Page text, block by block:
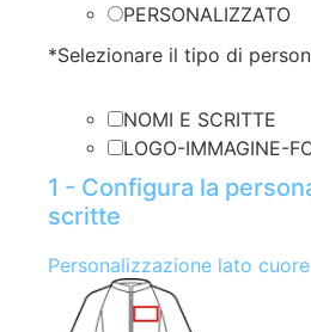
PERSONALIZZATO
*Selezionare il tipo di
NOMI E SCRITTE
LOGO-IMMAGINE-
1 - Configura la
scritte
Personalizzazione lato cuore